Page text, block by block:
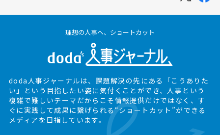
理想の人事へ、ショートカット
doda人事ジャーナルは、課題解決の先にある
「こうありた
い」という目指したい姿に気付くことができ、人事という
複雑で難しいテーマだからこそ情報提供だけではなく、 す
ぐに実践して成果に繋げられる“ショートカット”ができる
メディアを目指しています。